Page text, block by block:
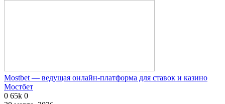
Mostbet — ведущая онлайн-платформа для ставок и казино
Мостбет
0 65k 0